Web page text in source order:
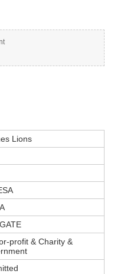
Lions
profit & Charity &